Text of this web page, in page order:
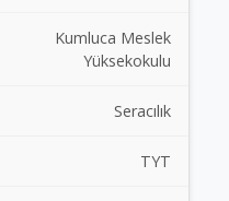
Kumluca Meslek
Yüksekokulu
Seracılık
TYT